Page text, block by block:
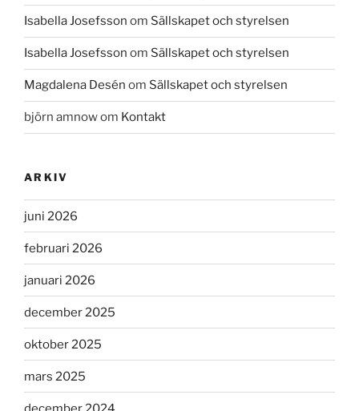
Isabella Josefsson om Sällskapet och styrelsen
Isabella Josefsson om Sällskapet och styrelsen
Magdalena Desén om Sällskapet och styrelsen
björn amnowom Kontakt
ARKIV
juni 2026
februari 2026
januari 2026
december 2025
oktober 2025
mars 2025